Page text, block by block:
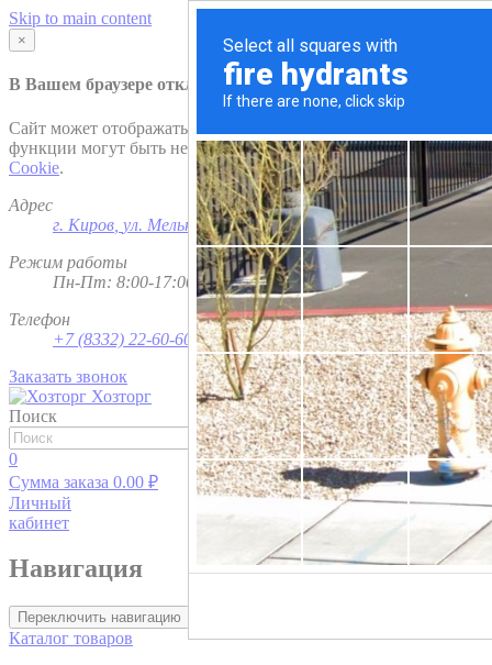
Skip to main content
×
В Вашем браузере отключена поддержкаCookie.
Сайт может отображаться некорректно и/или некоторые
функции могут быть недоступны. Рекомендуем включить
Cookie.
Адрес
г. Киров ул. Мельничная, д. 1
Режим работы
Пн-Пт: 8:00-17:00; Сб - Вс - выходной
Телефон
+7 (8332) 22-60-60
Заказать звонок
Хозторг
Поиск
Найти
0
Сумма заказа 0.00 ₽
Личный
кабинет
Навигация
Переключить навигацию
Каталог товаров